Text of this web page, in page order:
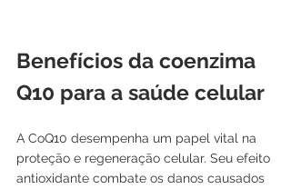
Benefícios da coenzima
Q10 para a saúde celular
A CoQ10 desempenha um papel vital na
proteção e regeneração celular. Seu efeito
antioxidante combate os danos causados